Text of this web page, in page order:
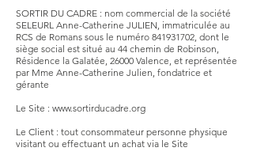
SORTIR DU CADRE : nom commercial de la société
SELEURL Anne-Catherine JULIEN, immatriculée au
RCS de Romans sous le numéro 841931702, dont le
siège social est situé au 44 chemin de Robinson,
Résidence la Galatée, 26000 Valence, et représentée
par Mme Anne-Catherine Julien, fondatrice et
gérante
Le Site : www.sortirducadre.org
Le Client : tout consommateur personne physique
visitant ou effectuant un achat via le Site